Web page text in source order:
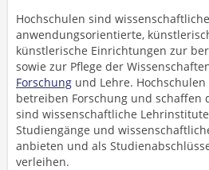
Hochschulen sind
anwendungsorientierte,
künstlerische Einrichtungen zur
sowie zur Pflege der
Forschung und Lehre.
betreiben Forschung und schaffen
sind wissenschaftliche
Studiengänge und
anbieten und als
verleihen.